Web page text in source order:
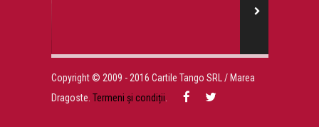
Copyright © 2009 - 2016 Cartile Tango SRL / Marea
Dragoste. Termeni și condiții